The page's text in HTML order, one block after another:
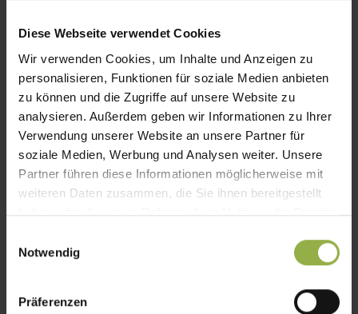
Diese Webseite verwendet Cookies
Wir verwenden Cookies, um Inhalte und Anzeigen zu
personalisieren, Funktionen für soziale Medien anbieten
zu können und die Zugriffe auf unsere Website zu
analysieren. Außerdem geben wir Informationen zu Ihrer
Verwendung unserer Website an unsere Partner für
soziale Medien, Werbung und Analysen weiter. Unsere
Partner führen diese Informationen möglicherweise mit
weiteren Daten zusammen, die Sie ihnen bereitgestellt
haben oder die sie im Rahmen Ihrer Nutzung der Dienste
Notwendig
Präferenzen
Regelmäßig gepflegte Fenster halten ein
Leben lang.
Auch Ihr vorhandenes Fenster kann auf den